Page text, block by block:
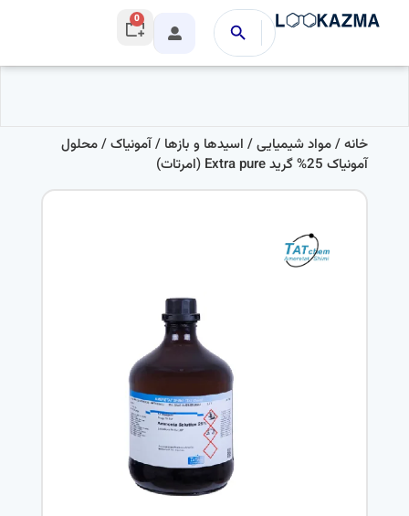
0
خانه/مواد شیمیایی/ اسیدها و بازها /آمونیاک/ محلول
آمونیاک 25% گرید Extra pure (امرتات)